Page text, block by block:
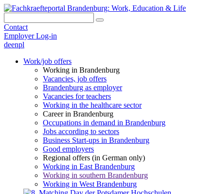
Contact
Employer Log-in
deenpl
Work/job offers
Working in Brandenburg
Vacancies, job offers
Brandenburg as employer
Vacancies for teachers
Working in the healthcare sector
Career in Brandenburg
Occupations in demand in Brandenburg
Jobs according to sectors
Business Start-ups in Brandenburg
Good employers
Regional offers (in German only)
Working in East Brandenburg
Working in southern Brandenburg
Working in West Brandenburg